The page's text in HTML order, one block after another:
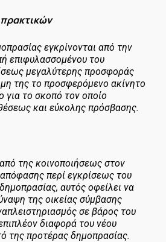
εγκρίνονται από την
επιφυλασσομένου του
μεγαλύτερης προσφοράς
της το προσφερόμενο ακίνητο
για το σκοπό τον οποίο
και εύκολης πρόσβασης.
της κοινοποιήσεως στον
περί εγκρίσεως του
αυτός οφείλει να
της οικείας σύμβασης
σε βάρος του
διαφορά του νέου
της προτέρας δημοπρασίας.